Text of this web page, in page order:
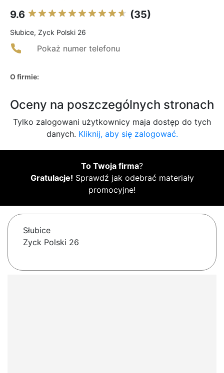
9.6 (35)
Słubice, Zyck Polski 26
Pokaż numer telefonu
O firmie:
Oceny na poszczególnych stronach
Tylko zalogowani użytkownicy maja dostęp do tych
danych. Kliknij, aby się zalogować.
To Twoja firma?
Gratulacje! Sprawdź jak odebrać materiały
promocyjne!
Słubice
Zyck Polski 26